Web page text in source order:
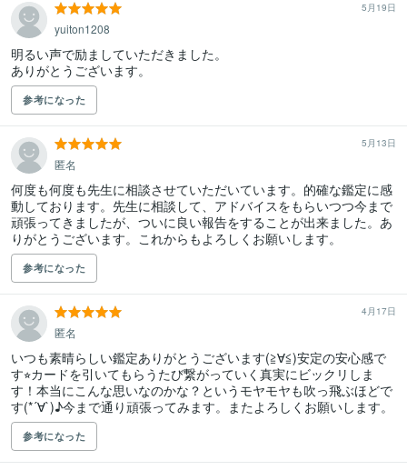
5月19日
yuiton1208
明るい声で励ましていただきました。
ありがとうございます。
参考になった
5月13日
匿名
何度も何度も先生に相談させていただいています。的確な鑑定に感
動しております。先生に相談して、アドバイスをもらいつつ今まで
頑張ってきましたが、ついに良い報告をすることが出来ました。あ
りがとうございます。これからもよろしくお願いします。
参考になった
4月17日
匿名
いつも素晴らしい鑑定ありがとうございます(≧∀≦)安定の安心感で
す⭐︎カードを引いてもらうたび繋がっていく真実にビックリしま
す！本当にこんな思いなのかな？というモヤモヤも吹っ飛ぶほどで
す(*´∀`)♪今まで通り頑張ってみます。またよろしくお願いします。
参考になった